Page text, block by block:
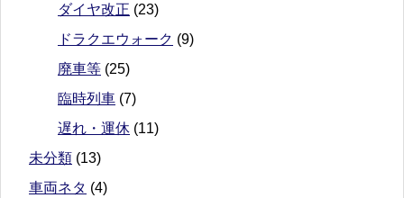
ダイヤ改正 (23)
ドラクエウォーク (9)
廃車等 (25)
臨時列車 (7)
遅れ・運休 (11)
未分類 (13)
車両ネタ (4)